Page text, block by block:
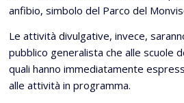
anfibio, simbolo del Parco del
Le attività divulgative, invece,
pubblico generalista che alle scuole
quali hanno immediatamente
alle attività in programma.